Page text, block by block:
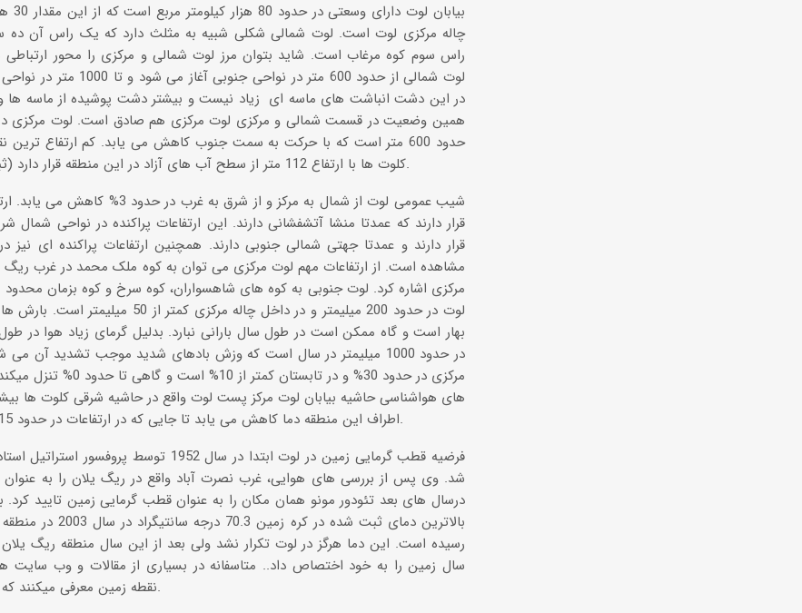
چاله مرکزی لوت است. لوت شمالی شکلی شبیه به مثلث دارد که یک راس آن ده
راس سوم کوه مرغاب است. شاید بتوان مرز لوت شمالی و مرکزی را محور ارتباطی
لوت شمالی از حدود 600 متر در
در این دشت انباشت های ماسه ای زیاد نیست و بیشتر دشت پوشیده از ماسه ها
همین وضعیت در قسمت شمالی و مرکزی لوت مرکزی هم صادق است. لوت مرکزی در
حدود 600 متر است که با حرکت به سمت جنوب کاهش می یابد. کم ارتفاع
کلوت ها با ارتفاع 112 متر از سطح آب های آزاد در این منطقه قرار دارد (ثبت شده توسط مهرداد قزوینیان).
شیب عمومی لوت از شمال به مرکز و از شرق
قرار دارند که عمدتا منشا آتشفشانی دارند. این ارتفاعات پراکنده در نواحی
قرار دارند و عمدتا جهتی شمالی جنوبی دارند. همچنین ارتفاعات پراکنده ای
مشاهده است. از ارتفاعات مهم لوت مرکزی می توان به کوه ملک محمد در غرب
مرکزی اشاره کرد. لوت جنوبی به کوه های شاهسواران، کوه سرخ و کوه بزمان
لوت در حدود 200 میلیمتر و در داخل چاله
بهار است و گاه ممکن است در طول سال بارانی نبارد. بدلیل گرمای زیاد هوا در
در حدود 1000 میلیمتر در سال است که وزش بادهای شدید موجب تشدید
مرکزی در حدود 30% و در
های هواشناسی حاشیه بیابان لوت مرکز پست لوت واقع در حاشیه شرقی کلوت ها
اطراف این منطقه دما کاهش می یابد تا جایی که در ارتفاعات در حدود 15 درجه از مرکز لوت خنک تر است.
فرضیه قطب گرمایی زمین در لوت ابتدا در سال 1952
شد. وی پس از بررسی های هوایی، غرب نصرت آباد واقع در ریگ یلان را به
درسال های بعد تئودور مونو همان مکان را به عنوان قطب گرمایی زمین تایید کرد.
بالاترین دمای ثبت
سال زمین را به خود اختصاص داد.. متاسفانه در بسیاری از مقالات و وب سایت
نقطه زمین معرفی میکنند که چنین قضیه ای فاقد اعتبار است.